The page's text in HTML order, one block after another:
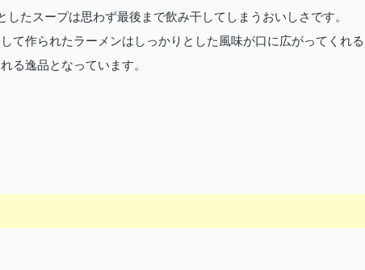
たスープは思わず最後まで飲み干してしまうおいしさです。
て作られたラーメンはしっかりとした風味が口に広がってくれる
る逸品となっています。